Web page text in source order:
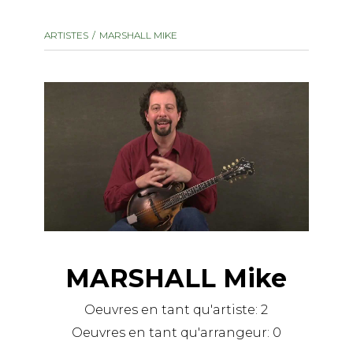
OTHER PRODUCTS
with Guitar
ARTISTES MARSHALL MIKE
MARSHALL Mike
Oeuvres en tant qu'artiste:2
Oeuvres en tant qu'arrangeur: 0